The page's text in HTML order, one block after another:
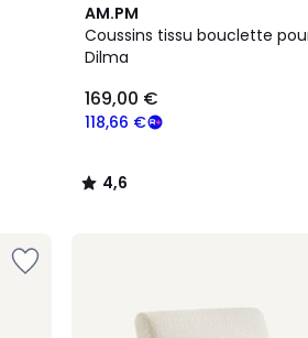
AM.PM
Coussins tissu bouclette
Dilma
118,66 €
169,00 €
4,6
/ 5
4,6
/